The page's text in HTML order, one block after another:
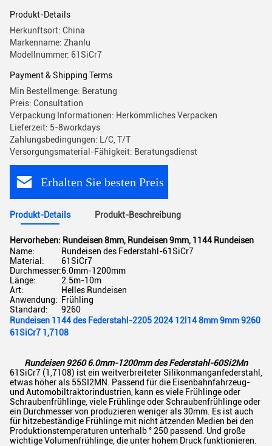
Produkt-Details
Herkunftsort: China
Markenname: Zhanlu
Modellnummer: 61SiCr7
Payment & Shipping Terms
Min Bestellmenge: Beratung
Preis: Consultation
Verpackung Informationen: Herkömmliches Verpacken
Lieferzeit: 5-8workdays
Zahlungsbedingungen: L/C, T/T
Versorgungsmaterial-Fähigkeit: Beratungsdienst
Erhalten Sie besten Preis
Produkt-Details Produkt-Beschreibung
Hervorheben: Rundeisen 8mm, Rundeisen 9mm, 1144 Rundeisen
Name:
Rundeisen des Federstahl-61SiCr7
Material:
61SiCr7
Durchmesser:6.0mm-1200mm
Länge:
2.5m-10m
Art:
Helles Rundeisen
Anwendung: Frühling
Standard:
9260
Rundeisen 1144 des Federstahl-2205 2024 12l14 8mm 9mm 9260
61SiCr7 1,7108
Rundeisen 9260 6.0mm-1200mm des Federstahl-60Si2Mn
61SiCr7 (1,7108) ist ein weitverbreiteter Silikonmanganfederstahl,
etwas höher als 55SI2MN. Passend für die Eisenbahnfahrzeug-
und Automobiltraktorindustrien, kann es viele Frühlinge oder
Schraubenfrühlinge, viele Frühlinge oder Schraubenfrühlinge oder
ein Durchmesser von produzieren weniger als 30mm. Es ist auch
für hitzebeständige Frühlinge mit nicht ätzenden Medien bei den
Produktionstemperaturen unterhalb ° 250 passend. Und große
wichtige Volumenfrühlinge, die unter hohem Druck funktionieren.